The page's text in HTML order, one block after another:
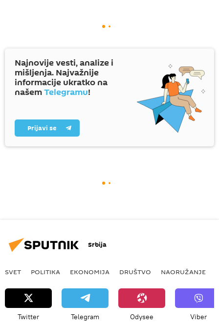
Najnovije vesti, analize i
mišljenja. Najvažnije
informacije ukratko na
našemTelegramu!
Prijavi se
Srbija
SVET POLITIKA EKONOMIJA DRUŠTVO NAORUŽANJE
Twitter Telegram Odysee Viber